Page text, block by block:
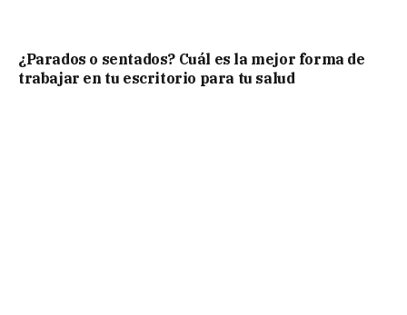
¿Parados o sentados? Cuál es la mejor forma de
trabajar en tu escritorio para tu salud